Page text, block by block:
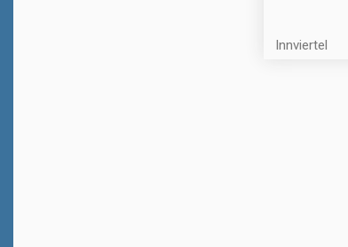
Innviertel